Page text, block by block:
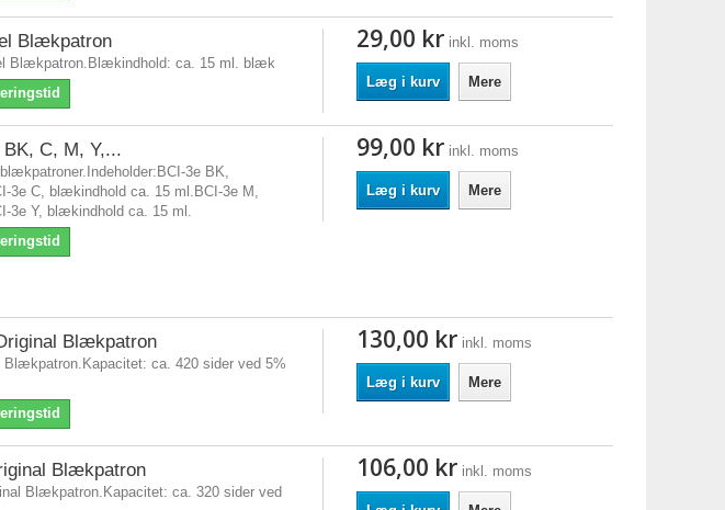
Blækpatron
Blækpatron.Blækindhold: ca. 15 ml. blæk
29,00 kr inkl. moms
Læg i kurv Mere
C, M, Y,...
3e BK,
3e C, blækindhold ca. 15 ml.BCI-3e M,
3e Y, blækindhold ca. 15 ml.
99,00 kr inkl. moms
Læg i kurv Mere
Blækpatron
Blækpatron.Kapacitet: ca. 420 sider ved 5%
130,00 kr inkl. moms
Læg i kurv Mere
Blækpatron
Blækpatron.Kapacitet: ca. 320 sider ved
106,00 kr inkl. moms